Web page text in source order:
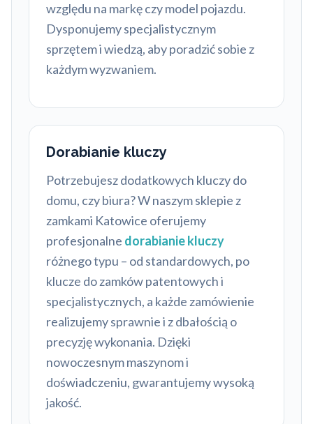
względu na markę czy model pojazdu.
Dysponujemy specjalistycznym
sprzętem i wiedzą, aby poradzić sobie z
każdym wyzwaniem.
Dorabianie kluczy
Potrzebujesz dodatkowych kluczy do
domu, czy biura? W naszym sklepie z
zamkami Katowice oferujemy
profesjonalne dorabianie kluczy
różnego typu – od standardowych, po
klucze do zamków patentowych i
specjalistycznych, a każde zamówienie
realizujemy sprawnie i z dbałością o
precyzję wykonania. Dzięki
nowoczesnym maszynom i
doświadczeniu, gwarantujemy wysoką
jakość.